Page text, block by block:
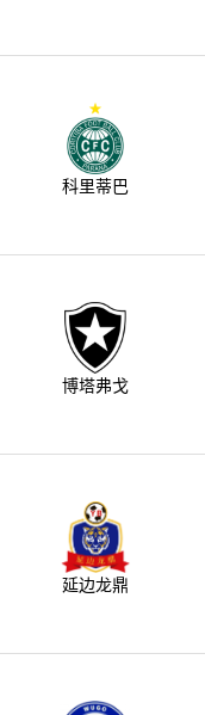
科里蒂巴
博塔弗戈
延边龙鼎